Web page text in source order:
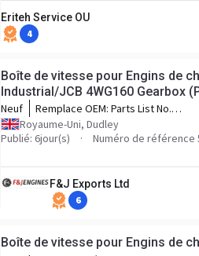
Eriteh Service OU
4
Boîte de vitesse pour Engins de
Industrial/JCB 4WG160 Gearbox
Neuf Remplace OEM: Parts List No.
4656054318 Customers Part No.
403/L5634 Serial No. 8428240
Royaume-Uni, Dudley
Publié: 6jour(s)
Numéro de référence
F&J Exports Ltd
6
Boîte de vitesse pour Engins de